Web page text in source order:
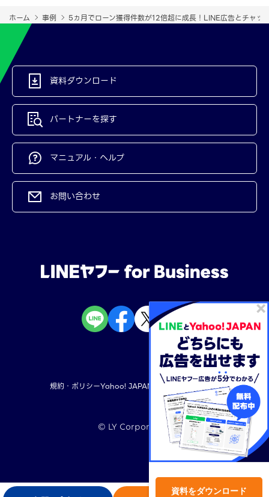
ホーム 事例 5ヵ月でローン獲得件数が12倍超に成長！LINE広告とチャッ
資料ダウンロード
パートナーを探す
マニュアル・ヘルプ
お問い合わせ
TOP
規約・ポリシーYahoo! JAPAN LINEヤフー株式会社
©︎ LY Corporation
資料をダウンロード